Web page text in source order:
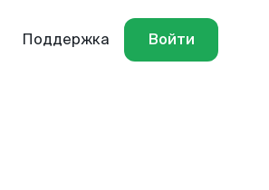
Поддержка Войти